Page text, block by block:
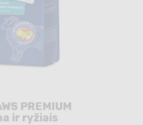
PREMIUM
ir ryžiais